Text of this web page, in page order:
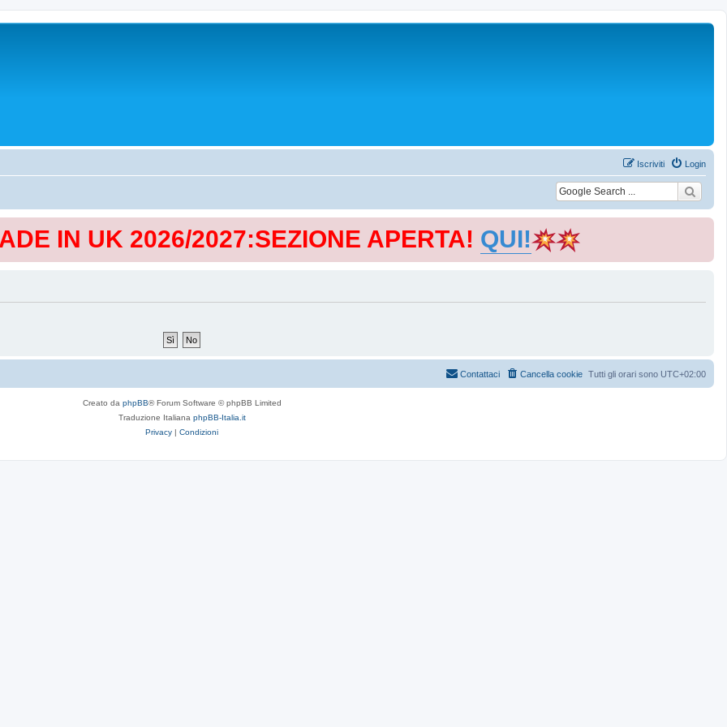
Login
Iscriviti
IN UK 2026/2027:SEZIONE APERTA! QUI!
Tutti gli orari sono UTC+02:00
Cancella cookie
Contattaci
Creato da phpBB® Forum Software © phpBB Limited
Traduzione Italiana phpBB-Italia.it
Privacy | Condizioni